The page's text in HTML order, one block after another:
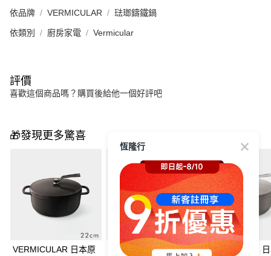
依品牌 VERMICULAR 琺瑯鑄鐵鍋
依類別 廚房家電 Vermicular
評價
喜歡這個商品嗎？購買後給他一個好評吧
🎁發現更多驚喜
VERMICULAR 日本原
VERMICULAR 日本原
VERMICULAR
恆隆行